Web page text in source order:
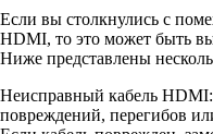
Если вы столкнулись с
HDMI, то это может быть
Ниже представлены
Неисправный кабель
повреждений, перегибов